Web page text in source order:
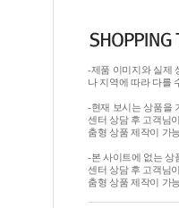
-제품 이미지와 실제
나 지역에 따라 다를
-현재 보시는 상품을
센터 상담 후 고객님
춤형 상품 제작이 가
-본 사이트에 없는 상
센터 상담 후 고객님
춤형 상품 제작이 가